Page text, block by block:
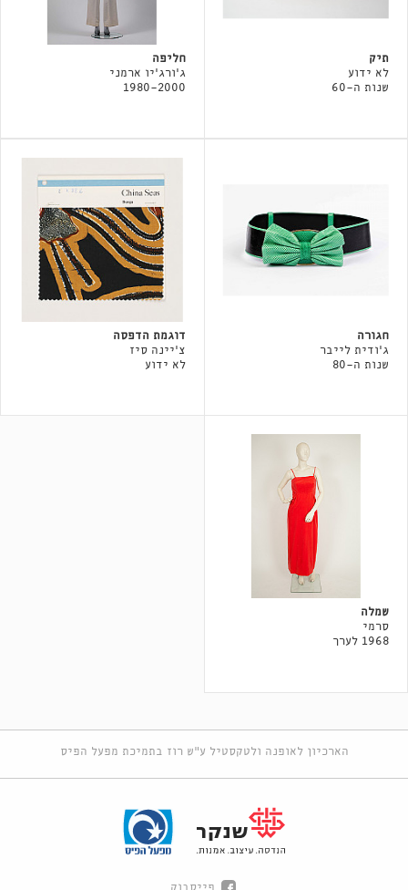
תיק
לא ידוע
שנות ה-60
חליפה
ג'ורג'יו ארמני
1980-2000
חגורה
ג'ודית לייבר
שנות ה-80
דוגמת הדפסה
צ'יינה סיז
לא ידוע
שמלה
סרמי
1968 לערך
הארכיון לאופנה ולטקסטיל ע"ש רוז בתמיכת מפעל הפיס